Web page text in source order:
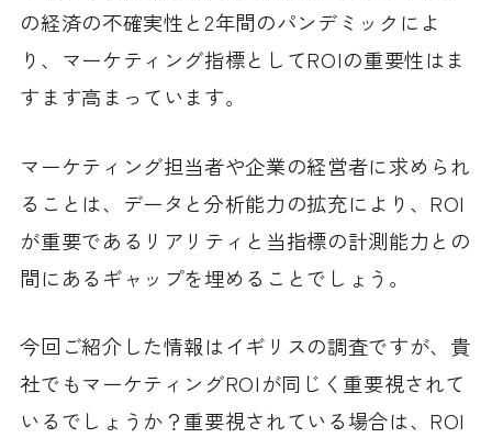
の経済の不確実性と2年間のパンデミックによ
り、マーケティング指標としてROIの重要性はま
すます高まっています。
マーケティング担当者や企業の経営者に求められ
ることは、データと分析能力の拡充により、ROI
が重要であるリアリティと当指標の計測能力との
間にあるギャップを埋めることでしょう。
今回ご紹介した情報はイギリスの調査ですが、貴
社でもマーケティングROIが同じく重要視されて
いるでしょうか？重要視されている場合は、ROI